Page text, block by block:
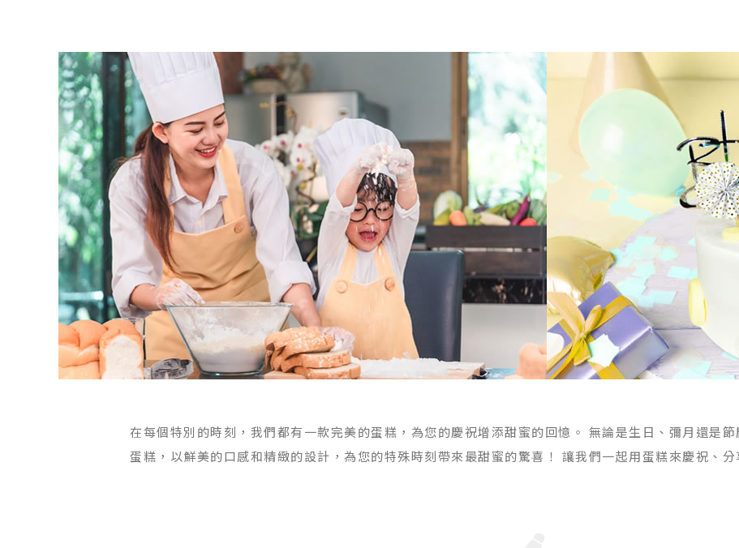
在每個特別的時刻，我們都有一款完美的蛋糕，為您的慶祝增添甜蜜的回憶。 無論是生日、彌月還是
蛋糕，以鮮美的口感和精緻的設計，為您的特殊時刻帶來最甜蜜的驚喜！ 讓我們一起用蛋糕來慶祝、分